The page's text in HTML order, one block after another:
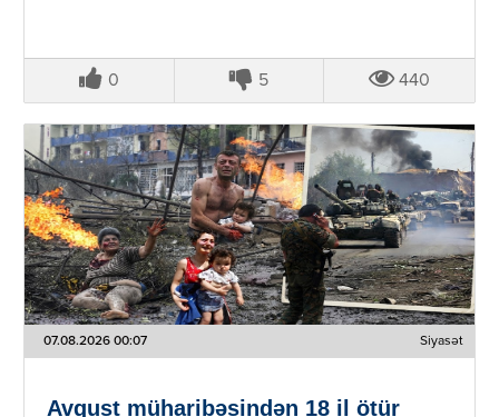
0 5 440
07.08.2026 00:07 Siyasət
Avqust müharibəsindən 18 il ötür